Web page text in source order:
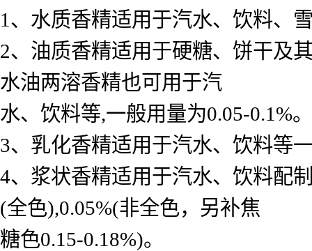
1、水质香精适用于汽水、饮料、
2、油质香精适用于硬糖、饼干及
水油两溶香精也可用于汽
水、饮料等,一般用量为0.05-0.1%。
3、乳化香精适用于汽水、饮料等
4、浆状香精适用于汽水、饮料配
(全色),0.05%(非全色，另补焦
糖色0.15-0.18%)。